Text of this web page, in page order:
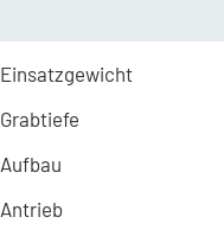
Einsatzgewicht
Grabtiefe
Aufbau
Antrieb